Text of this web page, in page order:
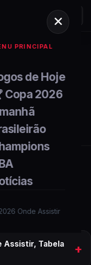
PRINCIPAL
de Hoje
Copa 2026
Onde Assistir
Veja também a
campeonato
Assistir, Tabela
+